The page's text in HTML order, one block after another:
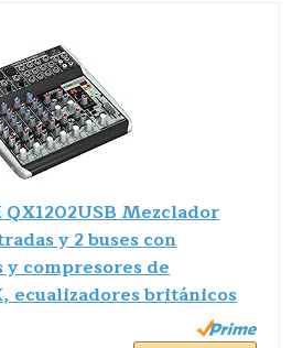
Mezclador
y 2 buses con
compresores de
ecualizadores británicos